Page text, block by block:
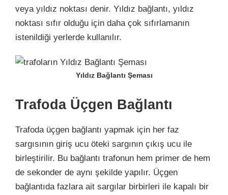
veya yıldız noktası denir. Yıldız bağlantı, yıldız
noktası sıfır olduğu için daha çok sıfırlamanın
istenildiği yerlerde kullanılır.
Yıldız Bağlantı Şeması
Trafoda Üçgen Bağlantı
Trafoda üçgen bağlantı yapmak için her faz
sargısının giriş ucu öteki sargının çıkış ucu ile
birleştirilir. Bu bağlantı trafonun hem primer de hem
de sekonder de aynı şekilde yapılır. Üçgen
bağlantıda fazlara ait sargılar birbirleri ile kapalı bir